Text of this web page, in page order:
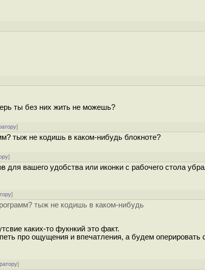
ты без них жить не можешь?
]
тыж не кодишь в каком-нибудь блокноте?
]
вашего удобства или иконки с рабочего стола
]
тыж не кодишь в каком-нибудь
каких-то фукнкий это факт.
про ощущения и впечатления, а будем оперировать
]